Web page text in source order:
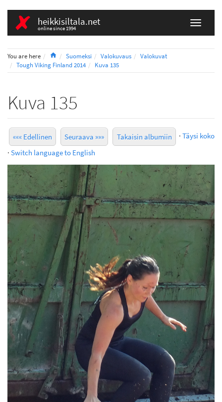
heikkisiltala.net
online since 1994
You are here HomeSuomeksi Valokuvaus
Valokuvat
Tough Viking Finland 2014
Kuva 135
Kuva 135
««« Edellinen Seuraava »»» Takaisin albumiin · Täysi koko
· Switch language to English